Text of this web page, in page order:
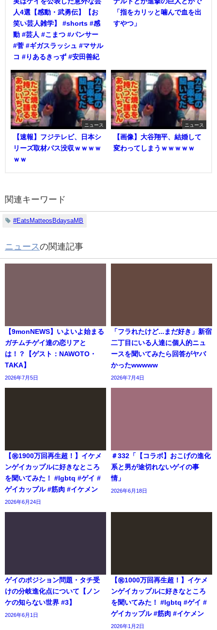
人4選【感動・武勇伝】【お
笑い芸人雑学】 #shorts #感
動 #芸人 #こまつ #パンサー
#菅 #ギガスラッシュ #マサル
コ #りあるきっず #安田善紀
「指をカリッと噛んで血を出
すやつ」
ニュース
【速報】フジテレビ、日本シ
リーズ取材パス没収ｗｗｗｗ
ｗｗ
ニュース
【画像】大谷翔平、結婚して
変わってしまうｗｗｗｗｗ
関連キーワード
#EatsMatteosBdaysaMB
ニュースの関連記事
【9monNEWS】いよいよ始まる
ガチムチゲイ達の恋リアと
は！？【ゲスト：NAWOTO・
TAKA】
2026年7月5日
「フラれたけど...まだ好き」新宿
二丁目にいる人達に個人的ニュ
ースを聞いてみたら回答がヤバ
かったwwwww
2026年7月4日
【㊗️1900万回再生超！】イケメ
ンゲイカップルに好きなところ
を聞いてみた！ #lgbtq #ゲイ #
ゲイカップル #筋肉 #イケメン
2026年6月24日
＃332「【コラボ】おこげの進化
系と男が途切れないゲイの事
情」
2026年6月18日
ゲイのポジション問題・タチ受
けの分岐進化点について【ノン
ケの知らない世界 #3】
2026年6月1日
【㊗️1000万回再生超！】イケメ
ンゲイカップルに好きなところ
を聞いてみた！ #lgbtq #ゲイ #
ゲイカップル #筋肉 #イケメン
2026年1月2日